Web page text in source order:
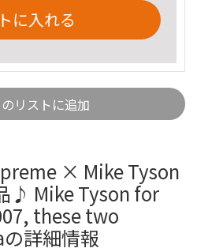
に入れる
リストに追加
× Mike Tyson
♪ Mike Tyson for
these two
詳細情報